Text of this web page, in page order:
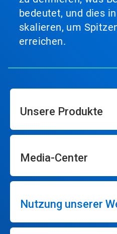
bedeutet, und dies
skalieren, um
erreichen.
Unsere Produkte
Media-Center
Nutzung unserer